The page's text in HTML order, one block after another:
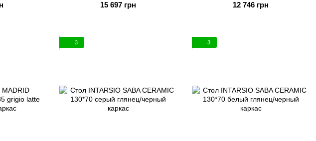
15 697 грн 12 746 грн
3 3